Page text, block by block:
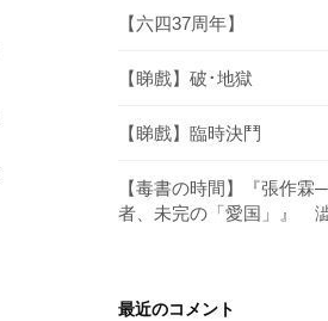
【六四37周年】
【睇戲】破･地獄
【睇戲】臨時決鬥
【毒書の時間】『張作霖
者、未完の「愛国」』
最近のコメント